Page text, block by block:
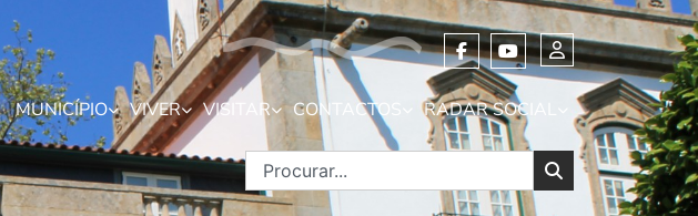
MUNICÍPIO VIVER VISITAR CONTACTOS RADAR SOCIAL